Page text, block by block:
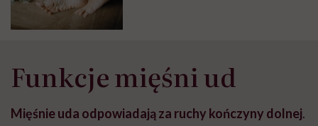
Funkcje mięśni ud
Mięśnie uda odpowiadają za ruchy kończyny dolnej.